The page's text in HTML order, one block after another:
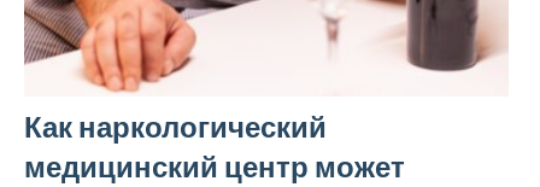
Как наркологический
медицинский центр может